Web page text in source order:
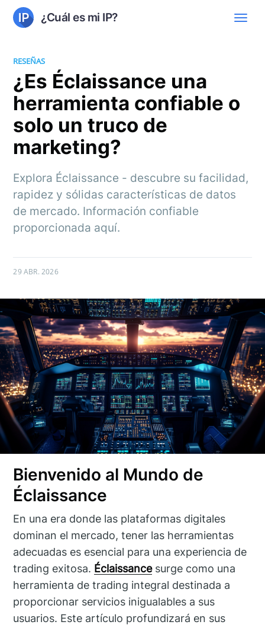
¿Cuál es mi IP?
RESEÑAS
¿Es Éclaissance una
herramienta confiable o
solo un truco de
marketing?
Explora Éclaissance - descubre su facilidad,
rapidez y sólidas características de datos
de mercado. Información confiable
proporcionada aquí.
29 ABR. 2026
Bienvenido al Mundo de
Éclaissance
En una era donde las plataformas digitales
dominan el mercado, tener las herramientas
adecuadas es esencial para una experiencia de
trading exitosa. Éclaissancesurge como una
herramienta de trading integral destinada a
proporcionar servicios inigualables a sus
usuarios. Este artículo profundizará en sus